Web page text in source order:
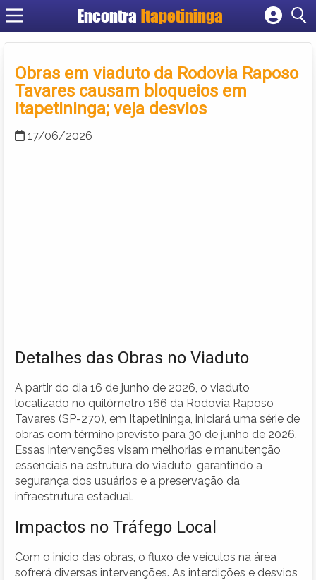
Encontra Itapetininga
Cadastrar empresa
Criar conta
Obras em viaduto da Rodovia Raposo
Tavares causam bloqueios em
Itapetininga; veja desvios
17/06/2026
Detalhes das Obras no Viaduto
A partir do dia 16 de junho de 2026, o viaduto
localizado no quilômetro 166 da Rodovia Raposo
Tavares (SP-270), em Itapetininga, iniciará uma série de
obras com término previsto para 30 de junho de 2026.
Essas intervenções visam melhorias e manutenção
essenciais na estrutura do viaduto, garantindo a
segurança dos usuários e a preservação da
infraestrutura estadual.
Impactos no Tráfego Local
Com o início das obras, o fluxo de veículos na área
sofrerá diversas intervenções. As interdições e desvios